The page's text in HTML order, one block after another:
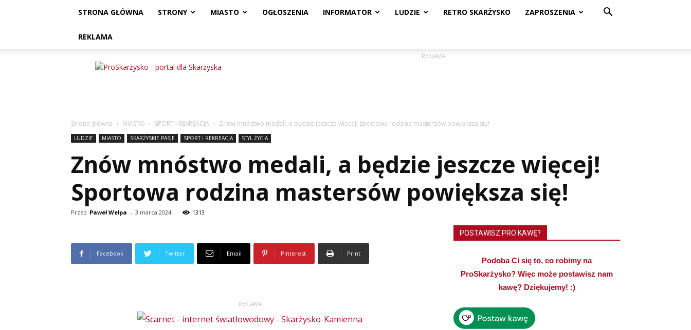
STRONA GŁÓWNA STRONY MIASTO OGŁOSZENIA INFORMATOR LUDZIE RETRO SKARŻYSKO ZAPROSZENIA
REKLAMA
ProSkarżysko
REKLAMA
Strona główna MIASTO SPORT i REKREACJA Znów mnóstwo medali, a będzie jeszcze więcej! Sportowa rodzina mastersów powiększa się!
LUDZIE MIASTO SKARŻYSKIE PASJE SPORT i REKREACJA STYL ŻYCIA
Znów mnóstwo medali, a będzie jeszcze więcej!
Sportowa rodzina mastersów powiększa się!
Przez Paweł Wełpa - 3 marca 2024 1313
Facebook Twitter Email Pinterest Print
REKLAMA
POSTAWISZ PRO KAWĘ?
Podoba Ci się to, co robimy na
ProSkarżysko? Więc może postawisz nam
kawę? Dziękujemy! :)